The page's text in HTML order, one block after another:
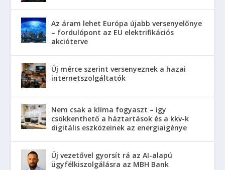
Az áram lehet Európa újabb versenyelőnye
– fordulópont az EU elektrifikációs
akcióterve
Új mérce szerint versenyeznek a hazai
internetszolgáltatók
Nem csak a klíma fogyaszt – így
csökkenthető a háztartások és a kkv-k
digitális eszközeinek az energiaigénye
Új vezetővel gyorsít rá az AI-alapú
ügyfélkiszolgálásra az MBH Bank